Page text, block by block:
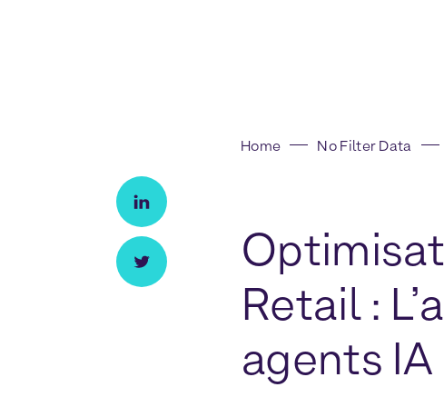
Home No Filter Data
Retail :
agents IA